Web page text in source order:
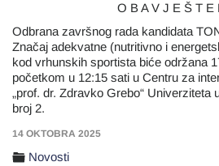
O B A V J E Š T E
Odbrana završnog rada kandidata
Značaj adekvatne (nutritivno i
kod vrhunskih sportista biće održana
početkom u 12:15 sati u Centru za
„prof. dr. Zdravko Grebo“ Univerziteta
broj 2.
14 OKTOBRA 2025
Novosti